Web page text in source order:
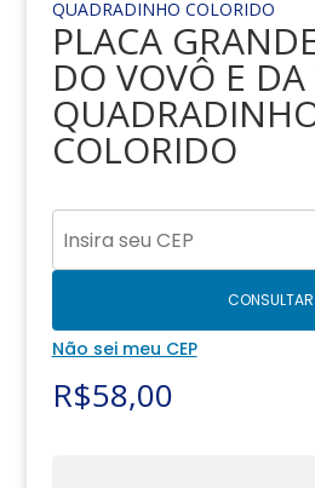
PLACA
DO VOVÔ E
COLORIDO
CONSULTAR
Não sei meu CEP
R$58,00